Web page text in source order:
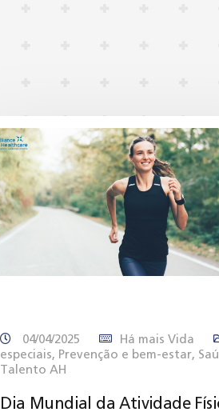
04/04/2025 Há mais Vida
especiais, Prevenção e bem-estar,
Talento AH
Dia Mundial da Atividade